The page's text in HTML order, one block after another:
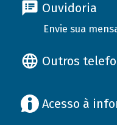
Ouvidoria
Envie sua
Outros
Acesso à